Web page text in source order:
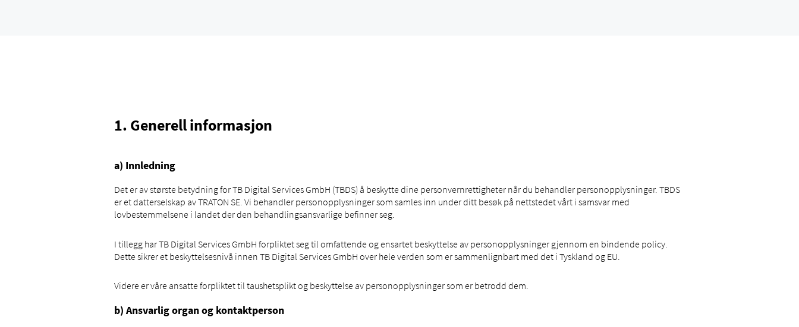
1. Generell informasjon
a) Innledning
Det er av største betydning for TB Digital Services GmbH (TBDS) å beskytte dine personvernrettigheter når du behandler personopplysninger. TBDS
er et datterselskap av TRATON SE. Vi behandler personopplysninger som samles inn under ditt besøk på nettstedet vårt i samsvar med
lovbestemmelsene i landet der den behandlingsansvarlige befinner seg.
I tillegg har TB Digital Services GmbH forpliktet seg til omfattende og ensartet beskyttelse av personopplysninger gjennom en bindende policy.
Dette sikrer et beskyttelsesnivå innen TB Digital Services GmbH over hele verden som er sammenlignbart med det i Tyskland og EU.
Videre er våre ansatte forpliktet til taushetsplikt og beskyttelse av personopplysninger som er betrodd dem.
b) Ansvarlig organ og kontaktperson